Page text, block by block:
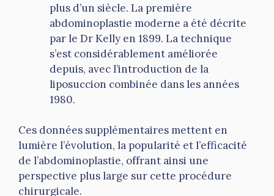
plus d’un siècle. La première
abdominoplastie moderne a été décrite
par le Dr Kelly en 1899. La technique
s’est considérablement améliorée
depuis, avec l’introduction de la
liposuccion combinée dans les années
1980.
Ces données supplémentaires mettent en
lumière l’évolution, la popularité et l’efficacité
de l’abdominoplastie, offrant ainsi une
perspective plus large sur cette procédure
chirurgicale.